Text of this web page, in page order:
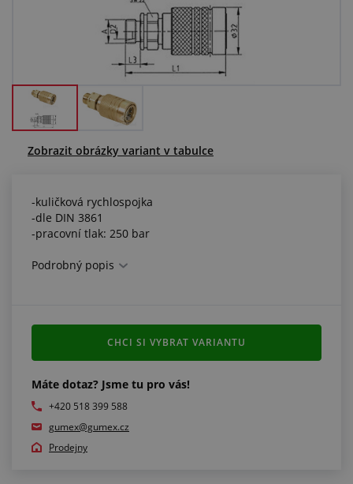
O nás a kariéra
Zobrazit obrázky variant v tabulce
-kuličková rychlospojka
-dle DIN 3861
-pracovní tlak: 250 bar
Podrobný popis
Máte dotaz? Jsme tu pro vás!
+420 518 399 588
gumex@gumex.cz
Prodejny
CHCI SI VYBRAT VARIANTU